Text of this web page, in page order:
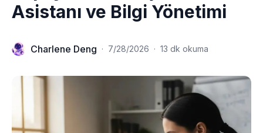
Asistanı ve Bilgi Yönetimi
Charlene Deng · 7/28/2026 · 13 dk okuma